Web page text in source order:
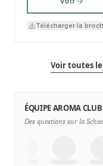
Télécharger la
Voir toutes
ÉQUIPE AROMA CLUB
Des questions sur la